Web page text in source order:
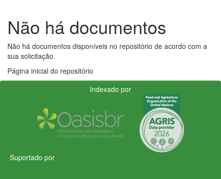
Não há documentos
Não há documentos disponíveis no repositório de acordo com a
sua solicitação.
Página inicial do repositório
Indexado por
Suportado por